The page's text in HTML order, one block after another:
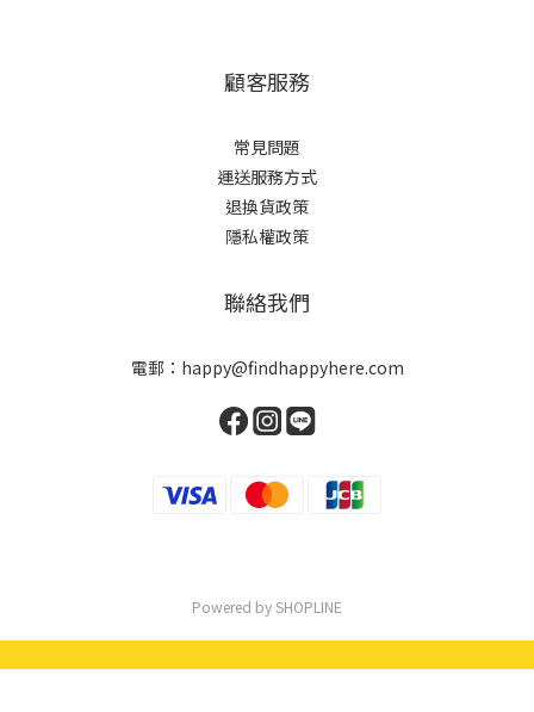
顧客服務
常見問題
運送服務方式
退換貨政策
隱私權政策
聯絡我們
電郵：happy@findhappyhere.com
Powered by SHOPLINE